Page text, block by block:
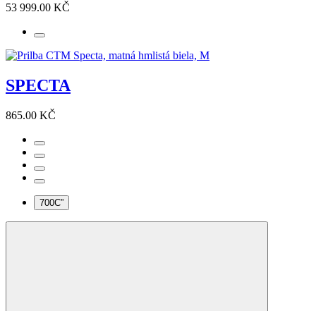
53 999.00 KČ
SPECTA
865.00 KČ
700C”